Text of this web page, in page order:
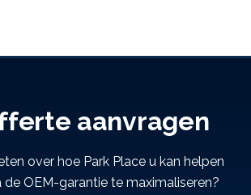
aanvragen
over hoe Park Place u kan helpen
OEM-garantie te maximaliseren?